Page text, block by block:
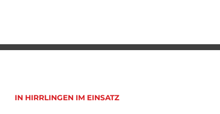
IN HIRRLINGEN IM EINSATZ